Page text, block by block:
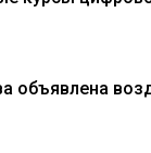
объявлена